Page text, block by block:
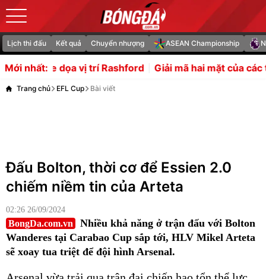
Lịch thi đấu Kết quả Chuyển nhượng ASEAN Championship
Mới nhất:
vị trí Rashford Giải mã hai mặt của các thương vụ
Trang chủ EFL Cup Bài viết
Đấu Bolton, thời cơ để Essien 2.0
chiếm niềm tin của Arteta
02:26 26/09/2024
BongDa.com.vn
Nhiều khả năng ở trận đấu với Bolton
Wanderes tại Carabao Cup sắp tới, HLV Mikel Arteta
sẽ xoay tua triệt để đội hình Arsenal.